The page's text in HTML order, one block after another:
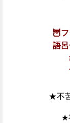
🦉
語
★不
★